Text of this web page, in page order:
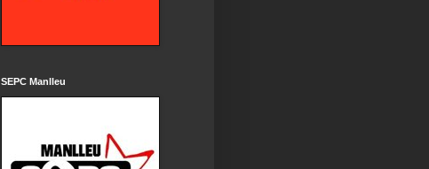
SEPC Manlleu